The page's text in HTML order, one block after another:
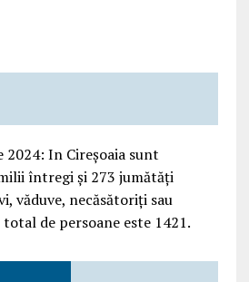
In Cireșoaia sunt
întregi și 273 jumătăți
văduve, necăsătoriți sau
de persoane este 1421.